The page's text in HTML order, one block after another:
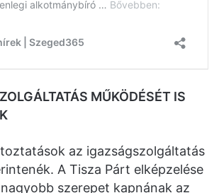
MŰKÖDÉSÉT IS
az igazságszolgáltatás
A Tisza Párt elképzelése
szerepet kapnának az